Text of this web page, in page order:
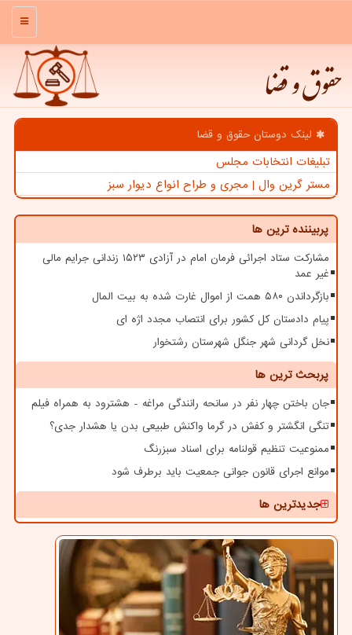
منو
حقوق و قضا
لینک دوستان حقوق و قضا
تبلیغات انتخابات مجلس
مستر گرین وال | مجری و طراح انواع دیوار سبز
پربیننده ترین ها
مشارکت ستاد اجرائی فرمان امام در آزادی ۱۵۲۳ زندانی جرایم مالی
غیر عمد
بازگرداندن ۵۸۰ همت از اموال غارت شده به بیت المال
پیام دادستان کل کشور برای انتصاب مجدد اژه ای
نخل گردانی شهر جنگل شهرستان رشتخوار
پربحث ترین ها
جان باختن چهار نفر در سانحه رانندگی مراغه - هشترود به همراه فیلم
تنگی انگشتر و کفش در گرما واکنش طبیعی بدن یا هشدار جدی؟
ممنوعیت تنظیم قولنامه برای اسناد سبزرنگ
موانع اجرای قانون جوانی جمعیت باید برطرف شود
جدیدترین ها